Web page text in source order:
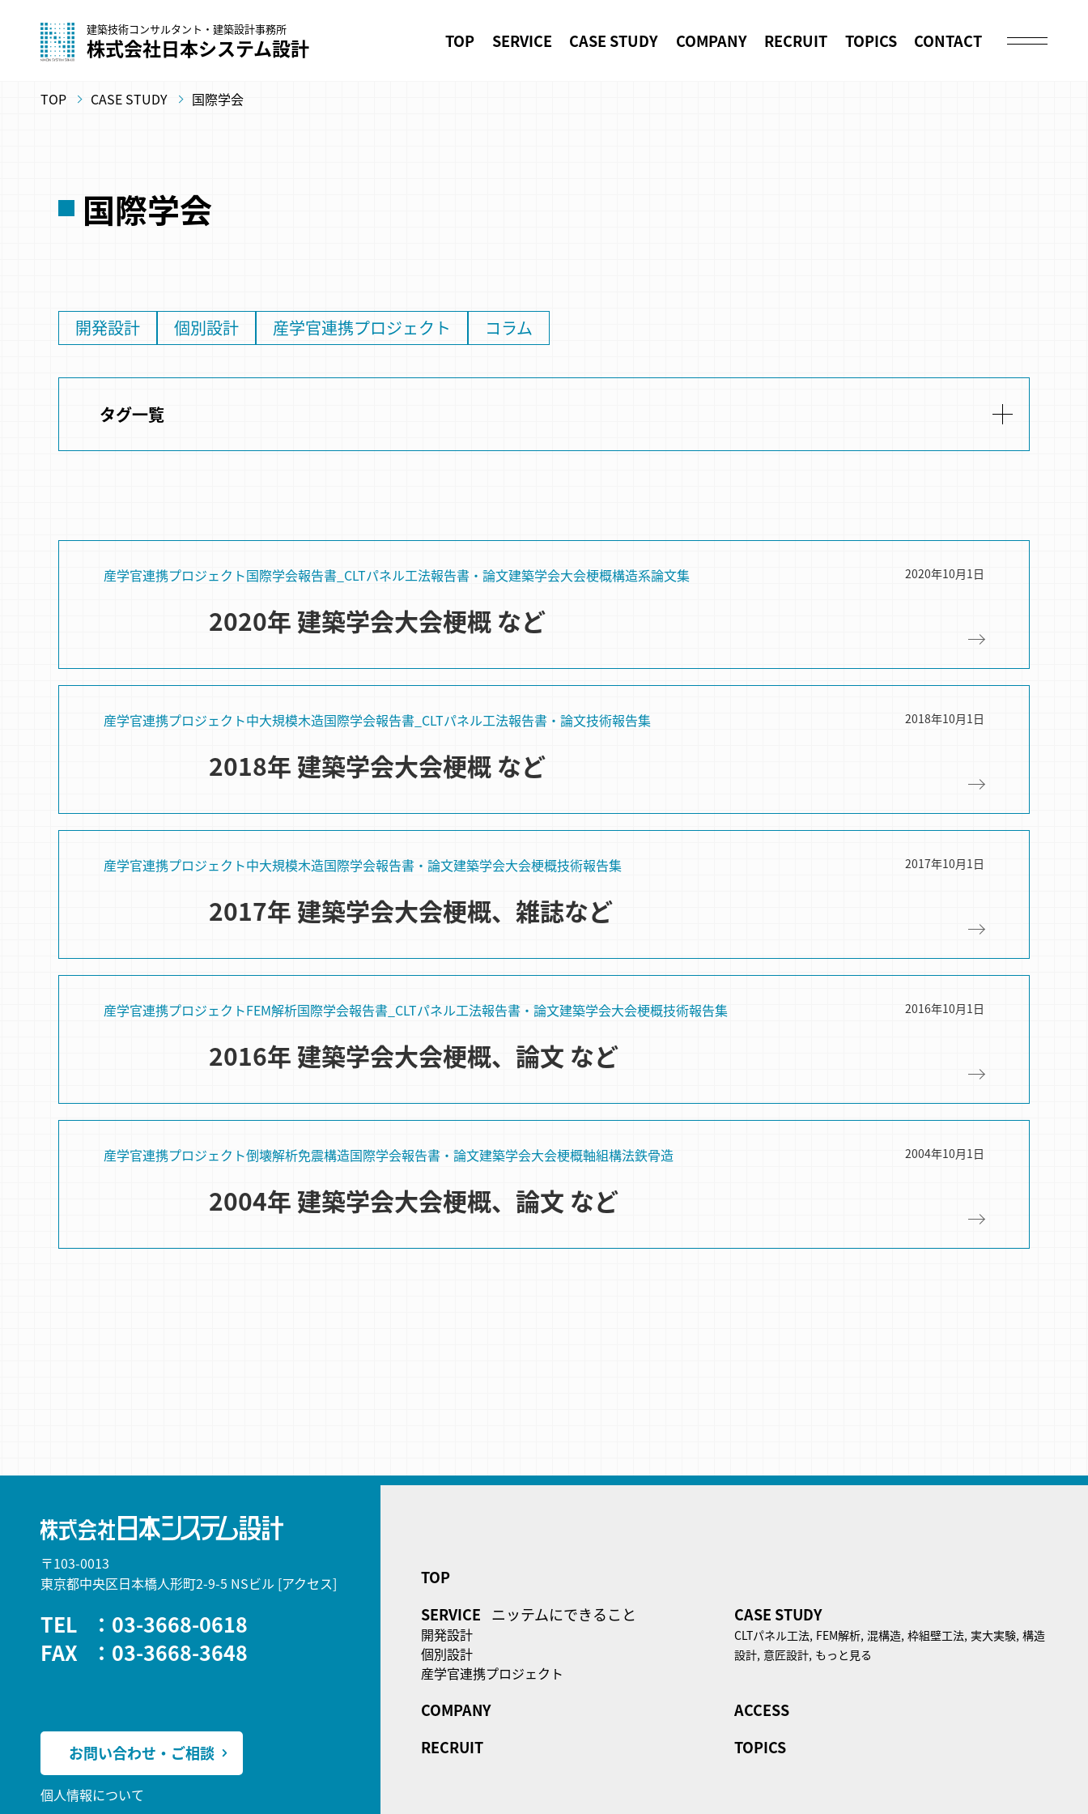
建築技術コンサルタント・建築設計事務所
株式会社日本システム設計 TOP SERVICE CASE STUDY COMPANY RECRUIT TOPICS CONTACT
TOP CASE STUDY 国際学会
国際学会
開発設計 個別設計 産学官連携プロジェクト コラム
タグ一覧
産学官連携プロジェクト国際学会報告書_CLTパネル工法報告書・論文建築学会大会梗概構造系論文集 2020年10月1日
2020年 建築学会大会梗概 など
産学官連携プロジェクト中大規模木造国際学会報告書_CLTパネル工法報告書・論文技術報告集 2018年10月1日
2018年 建築学会大会梗概 など
産学官連携プロジェクト中大規模木造国際学会報告書・論文建築学会大会梗概技術報告集 2017年10月1日
2017年 建築学会大会梗概、雑誌など
産学官連携プロジェクトFEM解析国際学会報告書_CLTパネル工法報告書・論文建築学会大会梗概技術報告集 2016年10月1日
2016年 建築学会大会梗概、論文 など
産学官連携プロジェクト倒壊解析免震構造国際学会報告書・論文建築学会大会梗概軸組構法鉄骨造 2004年10月1日
2004年 建築学会大会梗概、論文 など
〒103-0013
東京都中央区日本橋人形町2-9-5 NSビル [アクセス]
TEL
：03-3668-0618
FAX
：03-3668-3648
お問い合わせ・ご相談
個人情報について
TOP
SERVICE ニッテムにできること
開発設計
個別設計
産学官連携プロジェクト
CASE STUDY
CLTパネル⼯法, FEM解析, 混構造, 枠組壁工法, 実大実験, 構造
設計, 意匠設計, もっと見る
COMPANY
ACCESS
RECRUIT
TOPICS